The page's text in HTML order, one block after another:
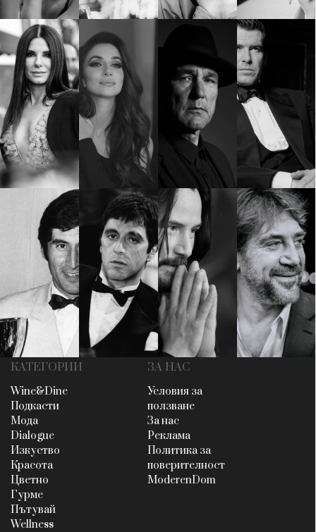
КАТЕГОРИИ
Wine&Dine
Подкасти
Мода
Dialogue
Изкуство
Красота
Цветно
Гурме
Пътувай
Wellness
ЗА НАС
Условия за
ползване
За нас
Реклама
Политика за
поверителност
ModerenDom